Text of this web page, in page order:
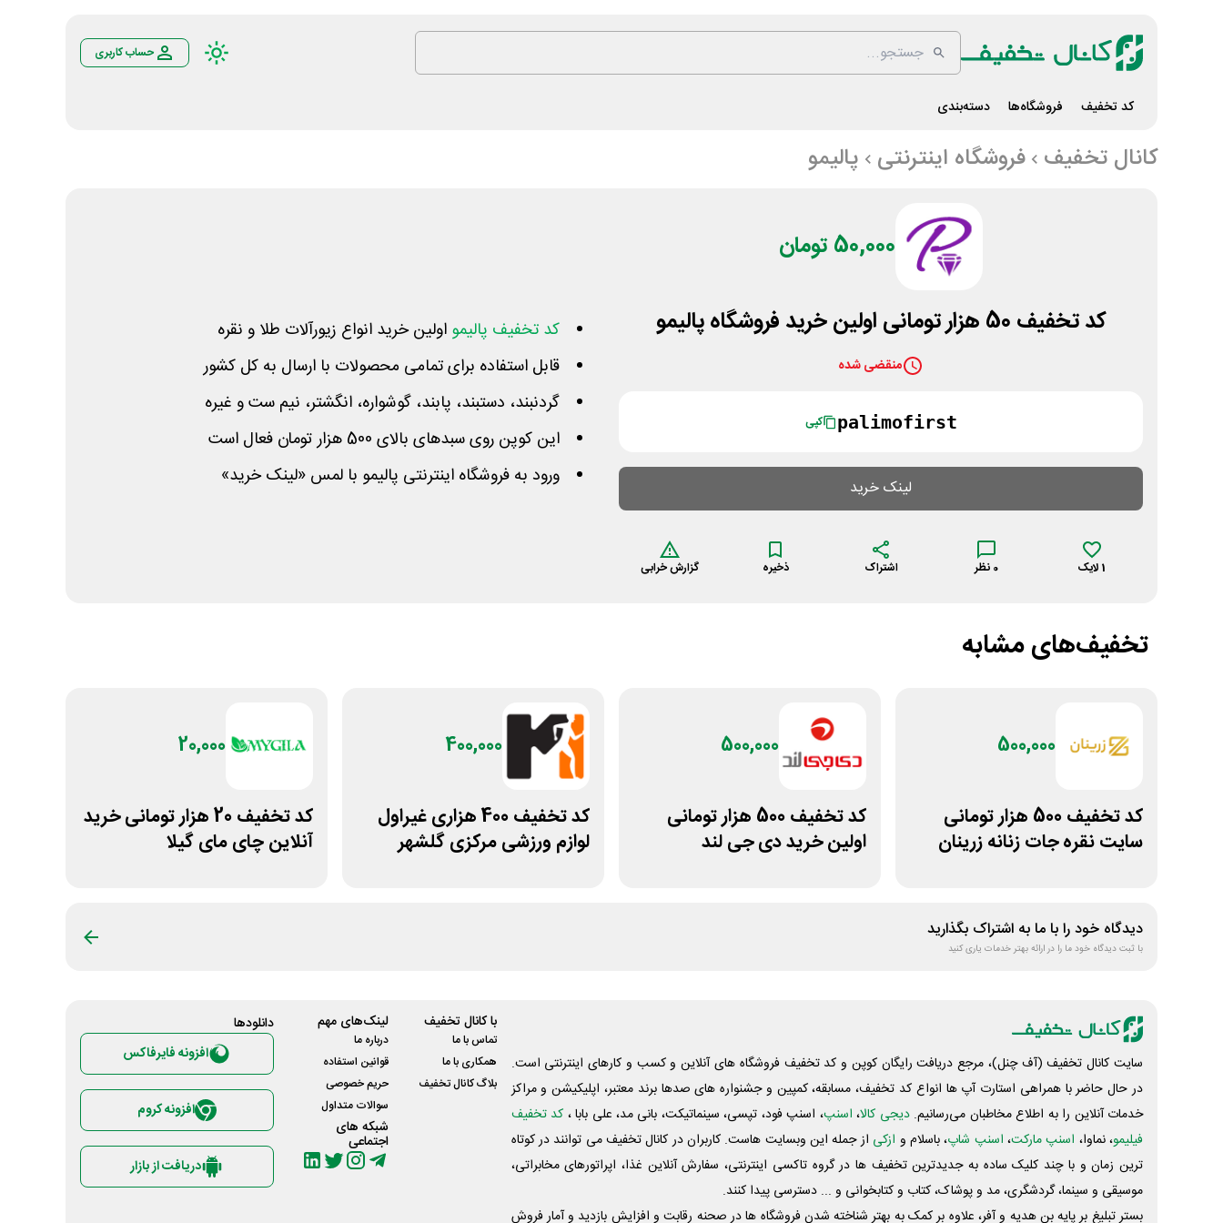
حساب کاربری
کد تخفیف فروشگاه‌ها دسته‌بندی
کانال تخفیف فروشگاه اینترنتی پالیمو
50,000 تومان
کد تخفیف 50 هزار تومانی اولین خرید فروشگاه پالیمو
منقضی شده
palimofirst کپی
لینک خرید
1 لایک 0 نظر اشتراک ذخیره گزارش خرابی
کد تخفیف پالیمو اولین خرید انواع زیورآلات طلا و نقره
قابل استفاده برای تمامی محصولات با ارسال به کل کشور
گردنبند، دستبند، پابند، گوشواره، انگشتر، نیم ست و غیره
این کوپن روی سبدهای بالای 500 هزار تومان فعال است
ورود به فروشگاه اینترنتی پالیمو با لمس «لینک خرید»
تخفیف‌های مشابه
500,000
کد تخفیف 500 هزار تومانی
سایت نقره جات زنانه زرینان
500,000
کد تخفیف 500 هزار تومانی
اولین خرید دی جی لند
400,000
کد تخفیف 400 هزاری غیراول
لوازم ورزشی مرکزی گلشهر
20,000
کد تخفیف 20 هزار تومانی خرید
آنلاین چای مای گیلا
دیدگاه خود را با ما به اشتراک بگذارید
با ثبت دیدگاه خود ما را در ارائه بهتر خدمات یاری کنید
سایت کانال تخفیف (آف چنل)، مرجع دریافت رایگان کوپن و کد تخفیف فروشگاه های آنلاین و کسب و‌ کارهای اینترنتی است.
در حال حاضر با همراهی استارت آپ ها انواع کد تخفیف، مسابقه، کمپین و جشنواره های صدها برند معتبر، اپلیکیشن و مراکز
خدمات آنلاین را به اطلاع مخاطبان می‌رسانیم. دیجی کالا، اسنپ، اسنپ فود، تپسی، سینماتیکت، بانی مد، علی‌ بابا ، کد تخفیف
فیلیمو، نماوا، اسنپ مارکت، اسنپ شاپ، باسلام و ازکی از جمله این وبسایت ‌هاست. کاربران در کانال تخفیف می توانند در کوتاه
ترین زمان و با چند کلیک ساده به جدیدترین تخفیف ها در گروه تاکسی اینترنتی، سفارش آنلاین غذا، اپراتورهای مخابراتی،
موسیقی و سینما، گردشگری، مد و پوشاک، کتاب و کتابخوانی و ... دسترسی پیدا کنند.
بستر تبلیغ بر پایه بن هدیه و آفر، علاوه بر کمک به بهتر شناخته شدن فروشگاه ها در صحنه رقابت و افزایش بازدید و آمار فروش
با کانال تخفیف
تماس با ما
همکاری با ما
بلاگ کانال تخفیف
لینک‌های مهم
درباره ما
قوانین استفاده
حریم خصوصی
سوالات متداول
شبکه های
اجتماعی
دانلود‌ها
افزونه فایرفاکس
افزونه کروم
دریافت از بازار